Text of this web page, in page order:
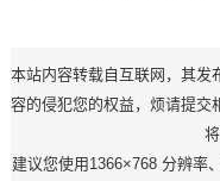
本站内容转载自互联网，其发
容的侵犯您的权益，烦请提交
建议您使用1366×768 分辨率